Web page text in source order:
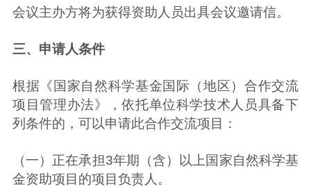
会议主办方将为获得资助人员出具会议邀请信。
三、申请人条件
根据《国家自然科学基金国际（地区）合作交流
项目管理办法》，依托单位科学技术人员具备下
列条件的，可以申请此合作交流项目：
（一）正在承担3年期（含）以上国家自然科学基
金资助项目的项目负责人。